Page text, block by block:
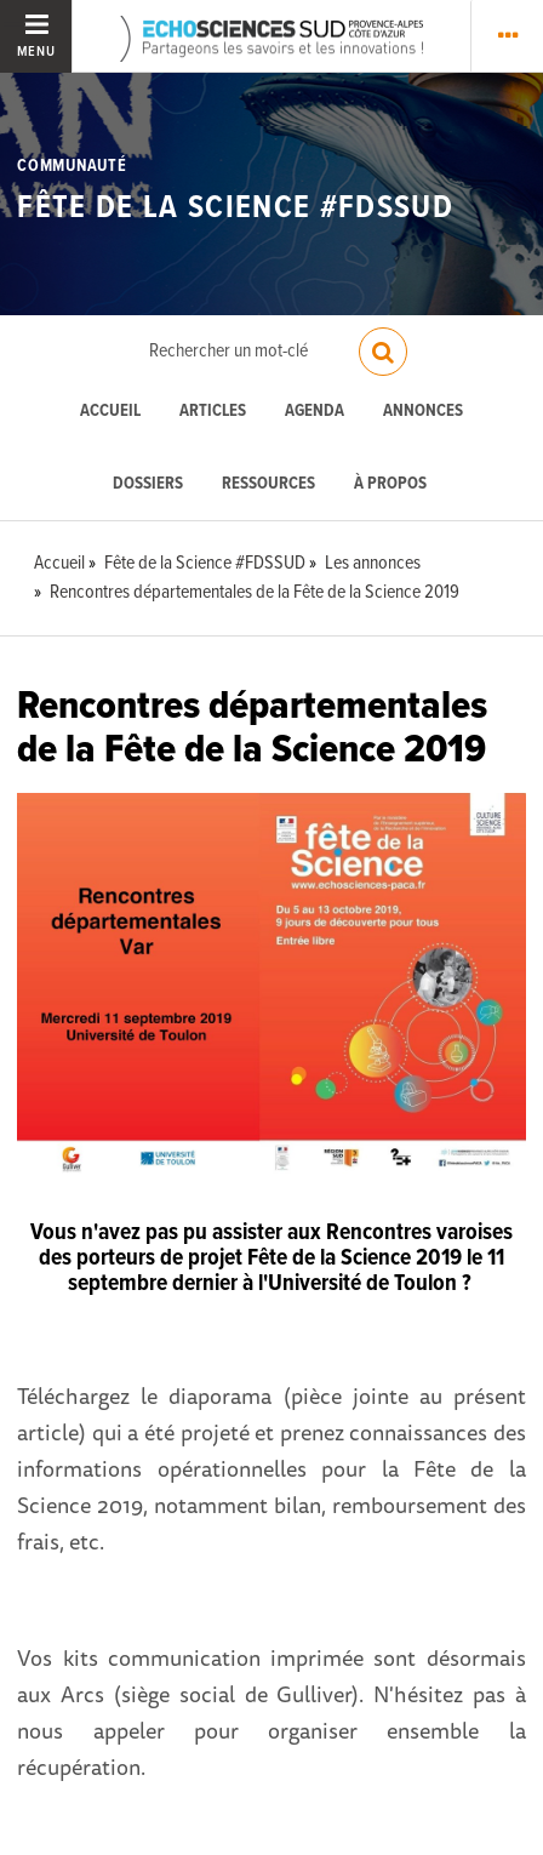
MENU
COMMUNAUTÉ
FÊTE DE LA SCIENCE #FDSSUD
ACCUEIL ARTICLES AGENDA ANNONCES
DOSSIERS RESSOURCES À PROPOS
Accueil Fête de la Science #FDSSUD
Les annonces
Rencontres départementales de la Fête de la Science 2019
Rencontres départementales
de la Fête de la Science 2019
Vous n'avez pas pu assister aux Rencontres varoises
des porteurs de projet Fête de la Science 2019 le 11
septembre dernier à l'Université de Toulon ?
Téléchargez le diaporama (pièce jointe au présent
article) qui a été projeté et prenez connaissances des
informations opérationnelles pour la Fête de la
Science 2019, notamment bilan, remboursement des
frais, etc.
Vos kits communication imprimée sont désormais
aux Arcs (siège social de Gulliver). N'hésitez pas à
nous appeler pour organiser ensemble la
récupération.